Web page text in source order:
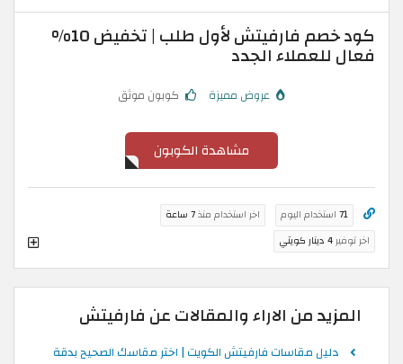
كود خصم فارفيتش لأول طلب | تخفيض 10%
فعال للعملاء الجدد
عروض مميزة كوبون موثق
مشاهدة الكوبون
71 استخدام اليوم اخر استخدام منذ7 ساعة
اخر توفير4 دينار كويتي
المزيد من الاراء والمقالات عن فارفيتش
دليل مقاسات فارفيتش الكويت | اختر مقاسك الصحيح بدقة